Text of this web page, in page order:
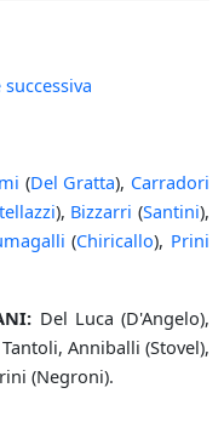
(Del Gratta), Carradori
), Bizzarri (Santini),
(Chiricallo), Prini
Del Luca (D'Angelo),
Anniballi (Stovel),
(Negroni).